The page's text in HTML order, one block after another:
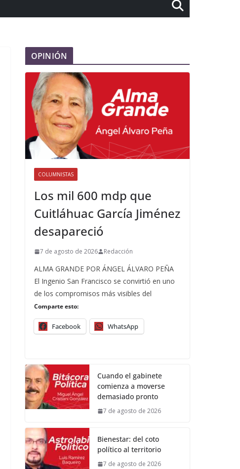
OPINIÓN
COLUMNISTAS
Los mil 600 mdp que
Cuitláhuac García Jiménez
desapareció
7 de agosto de 2026 Redacción
ALMA GRANDE POR ÁNGEL ÁLVARO PEÑA
El Ingenio San Francisco se convirtió en uno
de los compromisos más visibles del
Comparte esto:
Facebook WhatsApp
Cuando el gabinete
comienza a moverse
demasiado pronto
7 de agosto de 2026
Bienestar: del coto
político al territorio
7 de agosto de 2026